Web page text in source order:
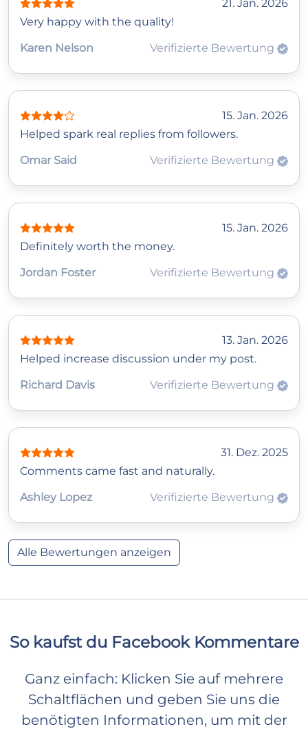
21. Jan. 2026
Very happy with the quality!
Karen Nelson
Verifizierte Bewertung
15. Jan. 2026
Helped spark real replies from followers.
Omar Said
Verifizierte Bewertung
15. Jan. 2026
Definitely worth the money.
Jordan Foster
Verifizierte Bewertung
13. Jan. 2026
Helped increase discussion under my post.
Richard Davis
Verifizierte Bewertung
31. Dez. 2025
Comments came fast and naturally.
Ashley Lopez
Verifizierte Bewertung
Alle Bewertungen anzeigen
So kaufst du Facebook Kommentare
Ganz einfach: Klicken Sie auf mehrere
Schaltflächen und geben Sie uns die
benötigten Informationen, um mit der